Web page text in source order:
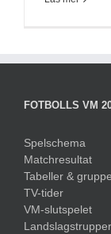
FOTBOLLS VM
Spelschema
Matchresultat
Tabeller &
TV-tider
VM-slutspelet
Landslagstrupper